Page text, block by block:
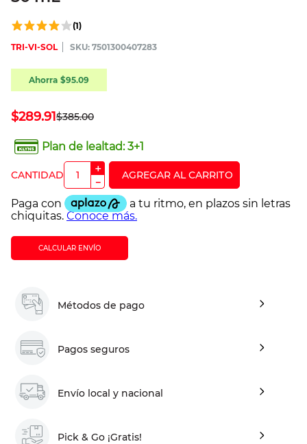
(1)
TRI-VI-SOL :7501300407283
Ahorra $95.09
$385.00
$289.91
Plan de lealtad:3+1
＋
－
CALCULAR ENVÍO
Métodos de pago
Pagos seguros
Envío local y nacional
Pick & Go ¡Gratis!